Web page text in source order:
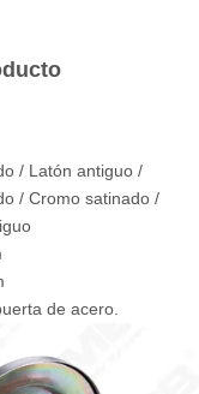
/ Latón antiguo /
/ Cromo satinado /
de acero.